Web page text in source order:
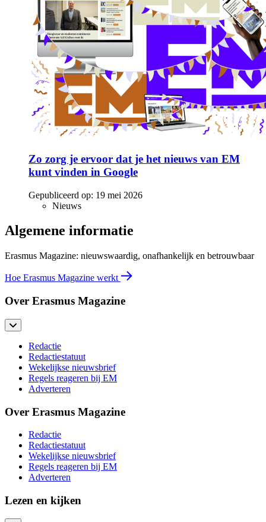
Zo zorg je ervoor dat je het nieuws van EM
kunt vinden in Google
Gepubliceerd op: 19 mei 2026
Nieuws
Algemene informatie
Erasmus Magazine: nieuwswaardig, onafhankelijk en betrouwbaar
Hoe Erasmus Magazine werkt
Over Erasmus Magazine
Redactie
Redactiestatuut
Wekelijkse nieuwsbrief
Regels reageren bij EM
Adverteren
Over Erasmus Magazine
Redactie
Redactiestatuut
Wekelijkse nieuwsbrief
Regels reageren bij EM
Adverteren
Lezen en kijken